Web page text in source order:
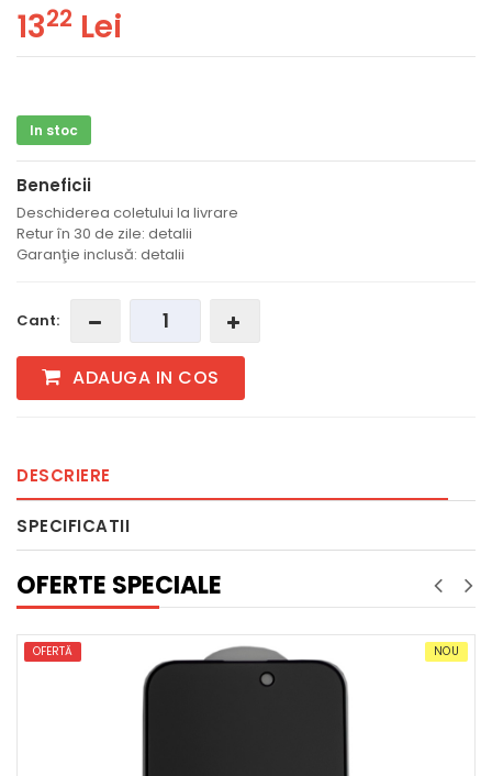
1322 Lei
In stoc
Beneficii
Deschiderea coletului la livrare
Retur în 30 de zile: detalii
Garanţie inclusă: detalii
Cant:
ADAUGA IN COS
DESCRIERE
SPECIFICATII
OFERTE SPECIALE
OFERTĂ NOU